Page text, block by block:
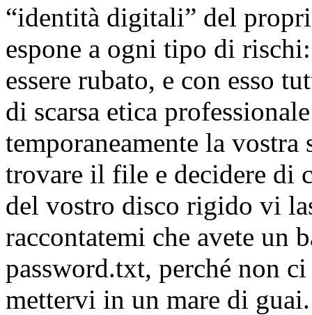
“identità digitali” del
espone a ogni tipo di
essere rubato, e con esso
di scarsa etica
temporaneamente la
trovare il file e decidere di
del vostro disco rigido vi
raccontatemi che avete un
password.txt, perché non
mettervi in un mare di guai.